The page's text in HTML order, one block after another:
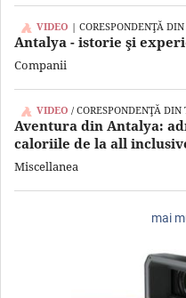
VIDEO | CORESPONDENŢĂ
Antalya - istorie şi
Companii
VIDEO / CORESPONDENŢĂ DIN
Aventura din Antalya:
caloriile de la all
Miscellanea
mai